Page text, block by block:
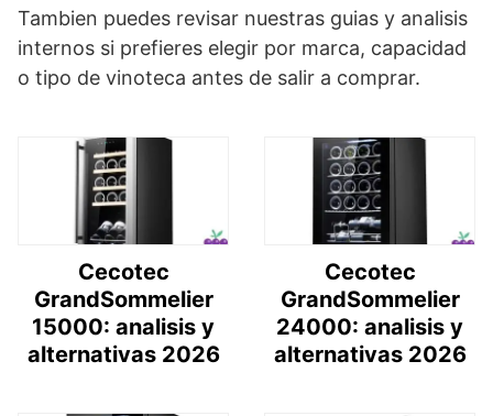
Tambien puedes revisar nuestras guias y analisis
internos si prefieres elegir por marca, capacidad
o tipo de vinoteca antes de salir a comprar.
Cecotec
GrandSommelier
15000: analisis y
alternativas 2026
Cecotec
GrandSommelier
24000: analisis y
alternativas 2026